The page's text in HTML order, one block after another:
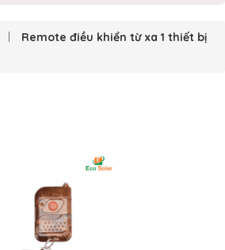
Remote điều khiển từ xa 1 thiết bị